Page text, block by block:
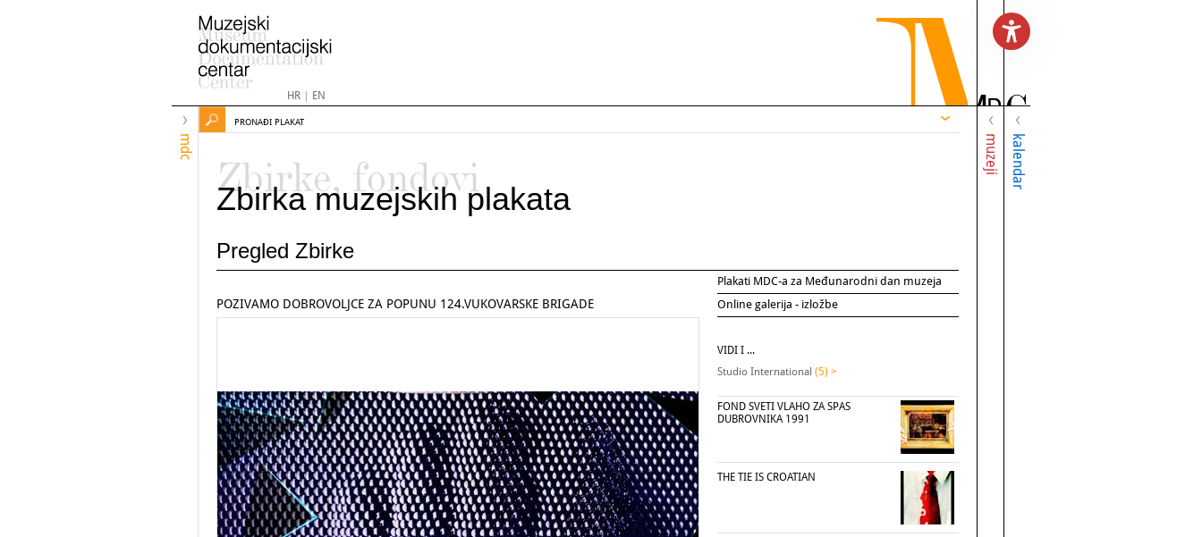
HR| EN
mdc muzeji kalendar
PRONAĐI PLAKAT
Zbirke, fondovi
Zbirka muzejskih plakata
Pregled Zbirke
Plakati MDC-a za Međunarodni dan muzeja
Online galerija - izložbe
POZIVAMO DOBROVOLJCE ZA POPUNU 124.VUKOVARSKE BRIGADE
VIDI I ...
Studio International (5) >
FOND SVETI VLAHO ZA SPAS
DUBROVNIKA 1991
THE TIE IS CROATIAN